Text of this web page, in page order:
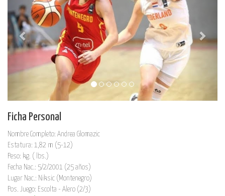
Ficha Personal
Nombre Completo: Andrea Glomazic
Estatura: 1,82 m (5-12)
Peso: kg. ( lbs.)
Fecha Nac.: 5/2/2001 (25 años)
Lugar Nac.: Niksic (Montenegro)
Pos. Juego: Escolta - Alero (2/3)